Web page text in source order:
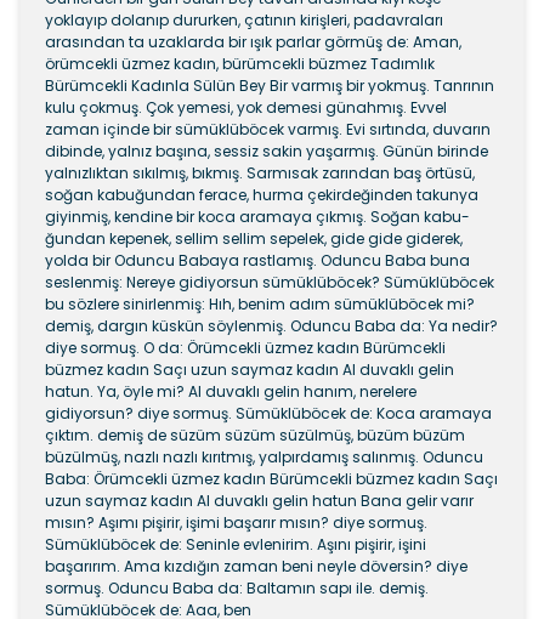
yoklayıp dolanıp dururken, çatının kirişleri, padavraları
arasından ta uzaklarda bir ışık parlar görmüş de: Aman,
örümcekli üzmez kadın, bürümcekli büzmez Tadımlık
Bürümcekli Kadınla Sülün Bey Bir varmış bir yokmuş. Tanrının
kulu çokmuş. Çok yemesi, yok demesi günahmış. Evvel
zaman için­de bir sümüklüböcek varmış. Evi sırtında, duvarın
dibinde, yalnız başına, sessiz sakin yaşarmış. Günün birinde
yal­nızlıktan sıkılmış, bıkmış. Sarmısak zarından baş örtüsü,
soğan kabuğundan ferace, hurma çekirdeğinden takunya
giyinmiş, kendine bir koca aramaya çıkmış. Soğan kabu­
ğundan kepenek, sellim sellim sepelek, gide gide giderek,
yolda bir Oduncu Babaya rastlamış. Oduncu Baba buna
seslenmiş: Nereye gidiyorsun sümüklüböcek? Sümüklüböcek
bu sözlere sinirlenmiş: Hıh, benim adım sümüklüböcek mi?
demiş, dargın küskün söylenmiş. Oduncu Baba da: Ya nedir?
diye sormuş. O da: Örümcekli üzmez kadın Bürümcekli
büzmez kadın Saçı uzun saymaz kadın Al duvaklı gelin
hatun. Ya, öyle mi? Al duvaklı gelin hanım, nerelere
gidiyorsun? diye sormuş. Sümüklüböcek de: Koca aramaya
çıktım. demiş de süzüm süzüm süzül­müş, büzüm büzüm
büzülmüş, nazlı nazlı kırıtmış, yalpır­damış salınmış. Oduncu
Baba: Örümcekli üzmez kadın Bürümcekli büzmez kadın Saçı
uzun saymaz kadın Al duvaklı gelin hatun Bana gelir varır
mısın? Aşımı pişirir, işimi başarır mısın? diye sormuş.
Sümüklüböcek de: Seninle evlenirim. Aşını pişirir, işini
başarırım. Ama kızdığın zaman beni neyle döversin? diye
sormuş. Odun­cu Baba da: Baltamın sapı ile. demiş.
Sümüklüböcek de: Aaa, ben